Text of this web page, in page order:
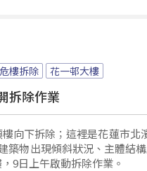
危樓拆除 花一邨大樓
拆除作業
向下拆除；這裡是花蓮市北
築物出現傾斜狀況、主體結構
9日上午啟動拆除作業。